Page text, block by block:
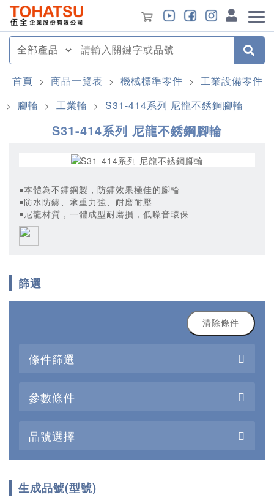
首頁 > 商品一覽表 > 機械標準零件 > 工業設備零件
> 腳輪 > 工業輪 > S31-414系列 尼龍不銹鋼腳輪
S31-414系列 尼龍不銹鋼腳輪
￭本體為不鏽鋼製，防鏽效果極佳的腳輪
￭防水防鏽、承重力強、耐磨耐壓
￭尼龍材質，一體成型耐磨損，低噪音環保
篩選
清除條件
條件篩選
參數條件
品號選擇
生成品號(型號)